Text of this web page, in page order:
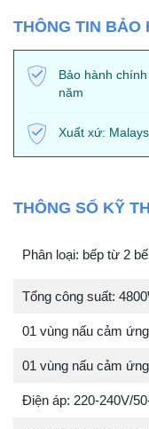
THÔNG TIN BẢO
Bảo hành
năm
Xuất xứ:
THÔNG SỐ KỸ
Phân loại: bếp từ 2
Tổng công suất:
01 vùng nấu cảm
01 vùng nấu cảm
Điện áp: 220-240V/